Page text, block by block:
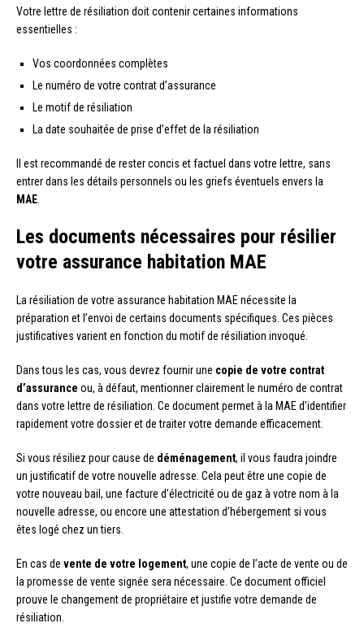
Votre lettre de résiliation doit contenir certaines informations
essentielles :
Vos coordonnées complètes
Le numéro de votre contrat d’assurance
Le motif de résiliation
La date souhaitée de prise d’effet de la résiliation
Il est recommandé de rester concis et factuel dans votre lettre, sans
entrer dans les détails personnels ou les griefs éventuels envers la
MAE
Les documents nécessaires pour résilier
votre assurance habitation MAE
La résiliation de votre assurance habitation MAE nécessite la
préparation et l’envoi de certains documents spécifiques. Ces pièces
justificatives varient en fonction du motif de résiliation invoqué.
Dans tous les cas, vous devrez fournir une copie de votre contrat
d’assurance ou, à défaut, mentionner clairement le numéro de contrat
dans votre lettre de résiliation. Ce document permet à la MAE d’identifier
rapidement votre dossier et de traiter votre demande efficacement.
Si vous résiliez pour cause de déménagement, il vous faudra joindre
un justificatif de votre nouvelle adresse. Cela peut être une copie de
votre nouveau bail, une facture d’électricité ou de gaz à votre nom à la
nouvelle adresse, ou encore une attestation d’hébergement si vous
êtes logé chez un tiers.
En cas de vente de votre logement, une copie de l’acte de vente ou de
la promesse de vente signée sera nécessaire. Ce document officiel
prouve le changement de propriétaire et justifie votre demande de
résiliation.